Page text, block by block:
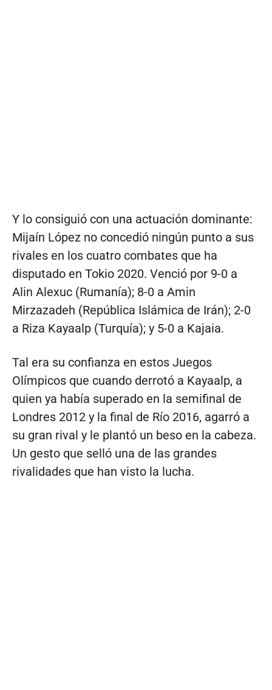
Y lo consiguió con una actuación dominante:
Mijaín López no concedió ningún punto a sus
rivales en los cuatro combates que ha
disputado en Tokio 2020. Venció por 9-0 a
Alin Alexuc (Rumanía); 8-0 a Amin
Mirzazadeh (República Islámica de Irán); 2-0
a Riza Kayaalp (Turquía); y 5-0 a Kajaia.
Tal era su confianza en estos Juegos
Olímpicos que cuando derrotó a Kayaalp, a
quien ya había superado en la semifinal de
Londres 2012 y la final de Río 2016, agarró a
su gran rival y le plantó un beso en la cabeza.
Un gesto que selló una de las grandes
rivalidades que han visto la lucha.